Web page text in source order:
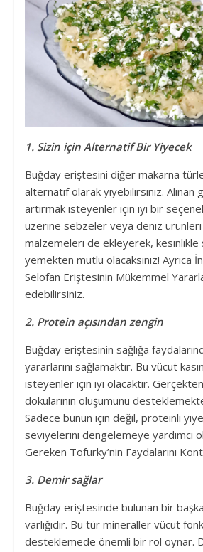
1. Sizin için Alternatif Bir Yiyecek
Buğday eriştesini diğer makarna
alternatif olarak yiyebilirsiniz. Alınan
artırmak isteyenler için iyi bir
üzerine sebzeler veya deniz
malzemeleri de ekleyerek, kesinlikle
yemekten mutlu olacaksınız! Ayrıca
Selofan Eriştesinin Mükemmel
edebilirsiniz.
2. Protein açısından zengin
Buğday eriştesinin sağlığa
yararlarını sağlamaktır. Bu vücut
isteyenler için iyi olacaktır.
dokularının oluşumunu
Sadece bunun için değil, proteinli
seviyelerini dengelemeye yardımcı
Gereken Tofurky’nin Faydalarını
3. Demir sağlar
Buğday eriştesinde bulunan bir
varlığıdır. Bu tür mineraller vücut
desteklemede önemli bir rol oynar.